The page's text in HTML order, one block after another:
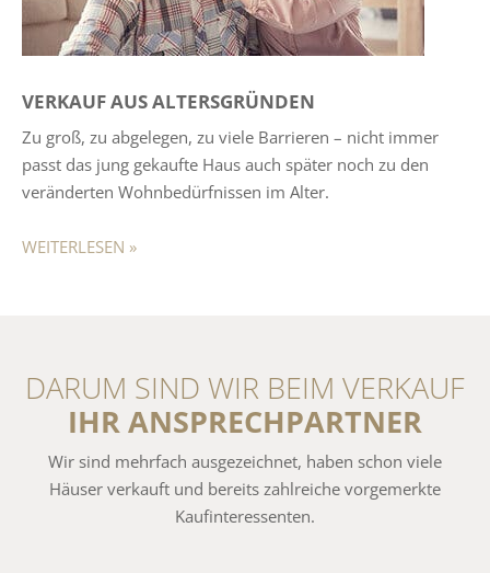
VERKAUF AUS ALTERSGRÜNDEN
Zu groß, zu abgelegen, zu viele Barrieren – nicht immer
passt das jung gekaufte Haus auch später noch zu den
veränderten Wohnbedürfnissen im Alter.
WEITERLESEN »
DARUM SIND WIR BEIM VERKAUF
IHR ANSPRECHPARTNER
Wir sind mehrfach ausgezeichnet, haben schon viele
Häuser verkauft und bereits zahlreiche vorgemerkte
Kaufinteressenten.